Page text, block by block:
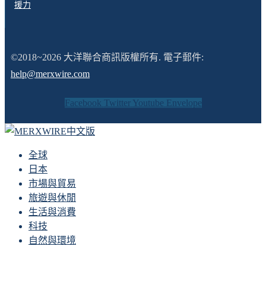
援力
©2018~2026 大洋聯合商訊版權所有. 電子郵件:
help@merxwire.com
Facebook Twitter Youtube Envelope
全球
日本
市場與貿易
旅遊與休閒
生活與消費
科技
自然與環境